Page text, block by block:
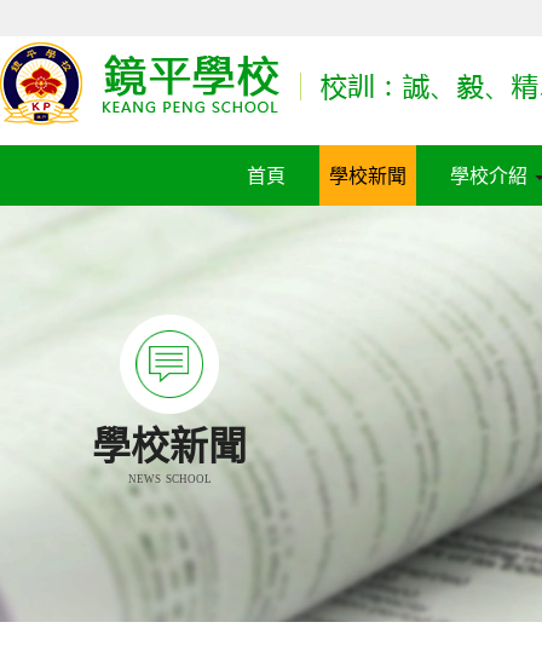
首頁 學校新聞 學校介紹
學校新聞
NEWS SCHOOL